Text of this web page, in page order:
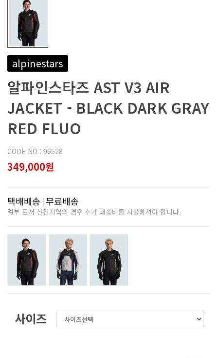
alpinestars
알파인스타즈 AST V3 AIR
JACKET - BLACK DARK GRAY
RED FLUO
CODE NO : 96528
349,000원
택배배송 무료배송
일부 도서 산간지역의 경우 추가 배송비를 지불하셔야 합니다.
사이즈